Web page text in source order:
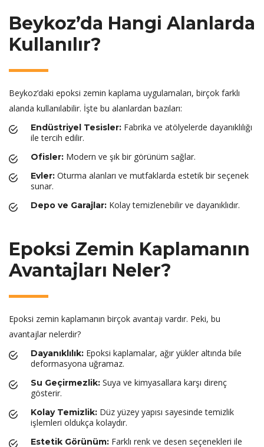
Beykoz’da Hangi Alanlarda
Kullanılır?
Beykoz’daki epoksi zemin kaplama uygulamaları, birçok farklı
alanda kullanılabilir. İşte bu alanlardan bazıları:
Endüstriyel Tesisler: Fabrika ve atölyelerde dayanıklılığı
ile tercih edilir.
Ofisler: Modern ve şık bir görünüm sağlar.
Evler: Oturma alanları ve mutfaklarda estetik bir seçenek
sunar.
Depo ve Garajlar: Kolay temizlenebilir ve dayanıklıdır.
Epoksi Zemin Kaplamanın
Avantajları Neler?
Epoksi zemin kaplamanın birçok avantajı vardır. Peki, bu
avantajlar nelerdir?
Dayanıklılık: Epoksi kaplamalar, ağır yükler altında bile
deformasyona uğramaz.
Su Geçirmezlik: Suya ve kimyasallara karşı direnç
gösterir.
Kolay Temizlik: Düz yüzey yapısı sayesinde temizlik
işlemleri oldukça kolaydır.
Estetik Görünüm: Farklı renk ve desen seçenekleri ile